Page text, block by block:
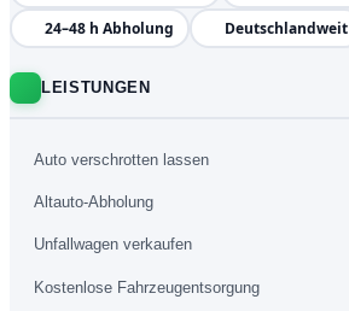
24–48 h Abholung
Deutschlandweit
LEISTUNGEN
Auto verschrotten lassen
Altauto-Abholung
Unfallwagen verkaufen
Kostenlose Fahrzeugentsorgung